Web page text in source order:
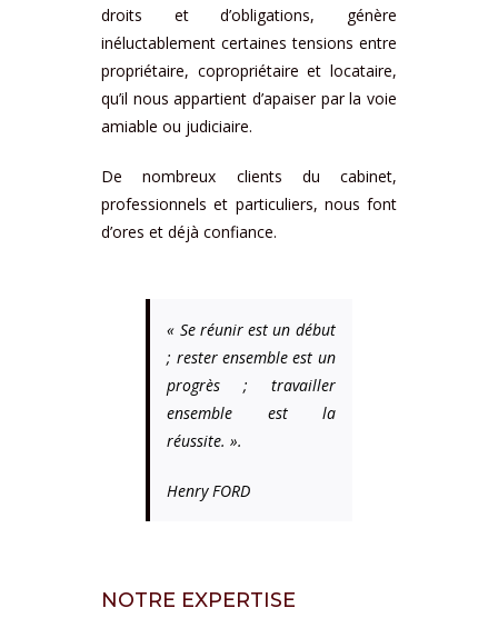
droits et d’obligations, génère
inéluctablement certaines tensions entre
propriétaire, copropriétaire et locataire,
qu’il nous appartient d’apaiser par la voie
amiable ou judiciaire.
De nombreux clients du cabinet,
professionnels et particuliers, nous font
d’ores et déjà confiance.
« Se réunir est un début
; rester ensemble est un
progrès ; travailler
ensemble est la
réussite. ».
Henry FORD
NOTRE EXPERTISE